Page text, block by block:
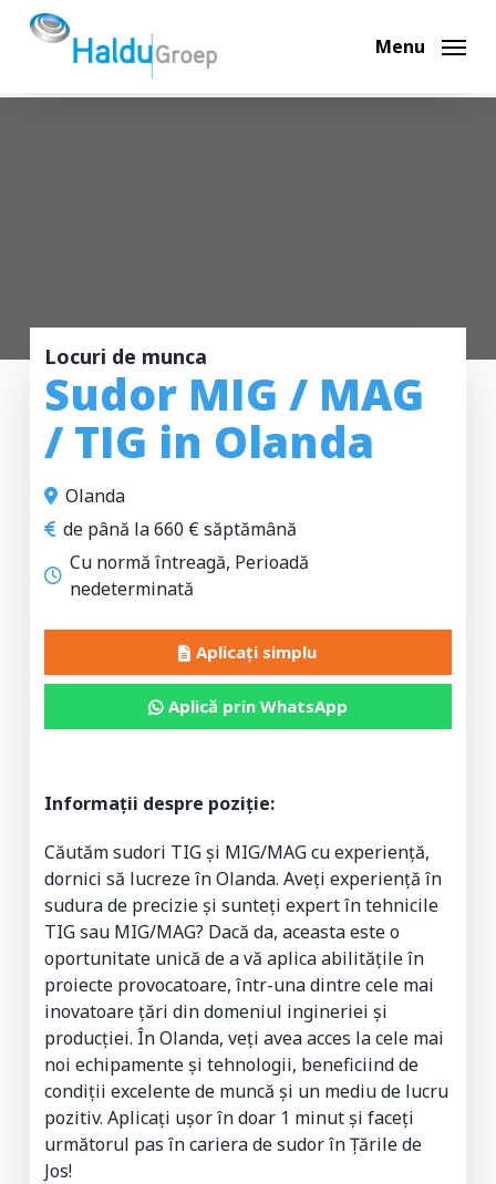
Skip
content
Menu
Locuri de munca
Sudor MIG / MAG
/ TIG in Olanda
Olanda
de până la 660 € săptămână
Cu normă întreagă, Perioadă
nedeterminată
Aplicați simplu
Aplică prin WhatsApp
Informații despre poziție:
Căutăm sudori TIG și MIG/MAG cu experiență,
dornici să lucreze în Olanda. Aveți experiență în
sudura de precizie și sunteți expert în tehnicile
TIG sau MIG/MAG? Dacă da, aceasta este o
oportunitate unică de a vă aplica abilitățile în
proiecte provocatoare, într-una dintre cele mai
inovatoare țări din domeniul ingineriei și
producției. În Olanda, veți avea acces la cele mai
noi echipamente și tehnologii, beneficiind de
condiții excelente de muncă și un mediu de lucru
pozitiv. Aplicați ușor în doar 1 minut și faceți
următorul pas în cariera de sudor în Țările de
Jos!